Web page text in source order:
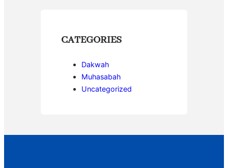
CATEGORIES
Dakwah
Muhasabah
Uncategorized